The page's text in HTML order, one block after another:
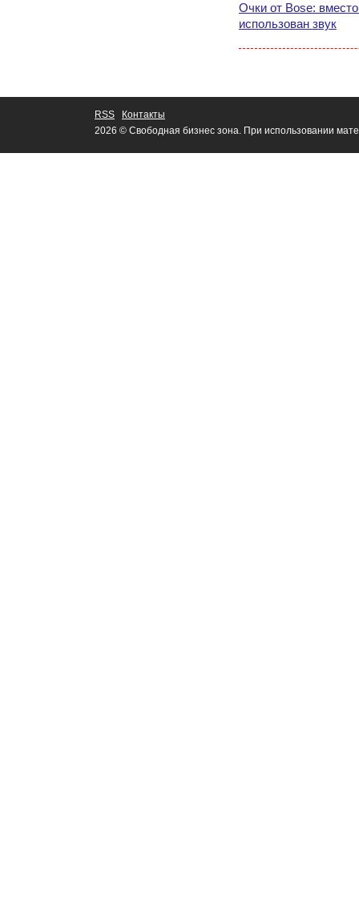
Очки от Bose:
использован звук
RSS
Контакты
2026 © Свободная бизнес зона. При использовании